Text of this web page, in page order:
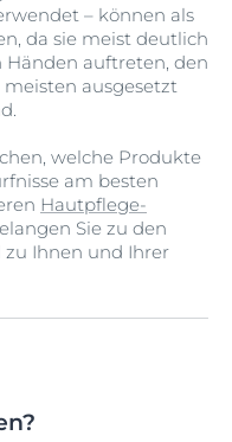
– können als
da sie meist deutlich
auftreten, den
ausgesetzt
welche Produkte
am besten
Hautpflege-
Sie zu den
Ihnen und Ihrer